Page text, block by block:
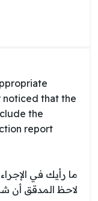
noticed that the
the
report
ما رأيك في
لاحظ المدقق أن